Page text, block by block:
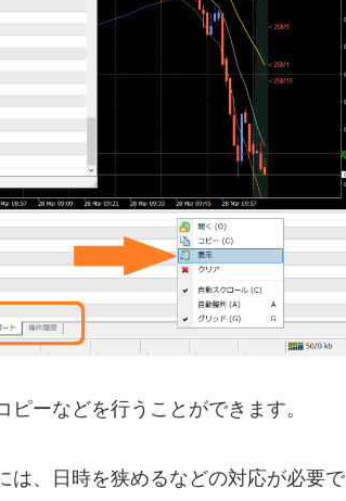
ーなどを行うことができます。
は、日時を狭めるなどの対応が必要で